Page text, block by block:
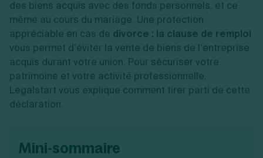
Calcul de charges sociales
Estimation du coût de création
Calcul d'éligibilité à l'ACRE
Vérification de la disponibilité du nom d'entreprise
Générateur de mentions légales
Création d'entreprise
Protection des créations
Confidentialité de l'adresse du dirigeant
Fermer son entreprise
Radiation auto entrepreneur
Mise en sommeil
Dissolution-liquidation
Dépôt de bilan
Toutes les modifications
Autres
Par fonctionnalité
Logiciel de facturation
Logiciel de comptabilité
Gestion des achats
Gestion de la trésorerie
Gestion d’entreprise
Fermeture d’entreprise
Exercice d’un métier
Recouvrement de factures
Gérer ses salariés
Sélection de fiches pratiques
Ouvrir sa société
Création d'EURL
des biens acquis avec des fonds personnels, et ce
même au cours du mariage. Une protection
appréciable en cas de divorce : la clause de remploi
vous permet d’éviter la vente de biens de l’entreprise
acquis durant votre union. Pour sécuriser votre
patrimoine et votre activité professionnelle,
Legalstart vous explique comment tirer parti de cette
déclaration.
mini-sommaire